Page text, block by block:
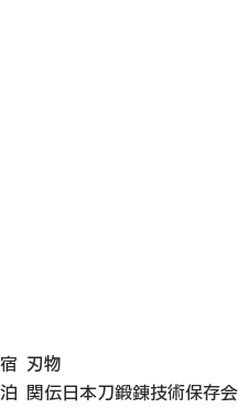
宿
泊
刃物
関伝日本刀鍛錬技術保存